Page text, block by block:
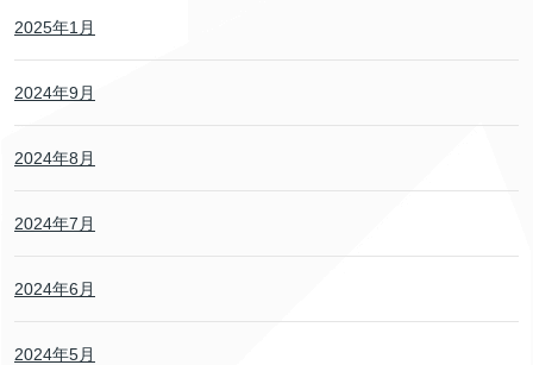
2025年1月
2024年9月
2024年8月
2024年7月
2024年6月
2024年5月